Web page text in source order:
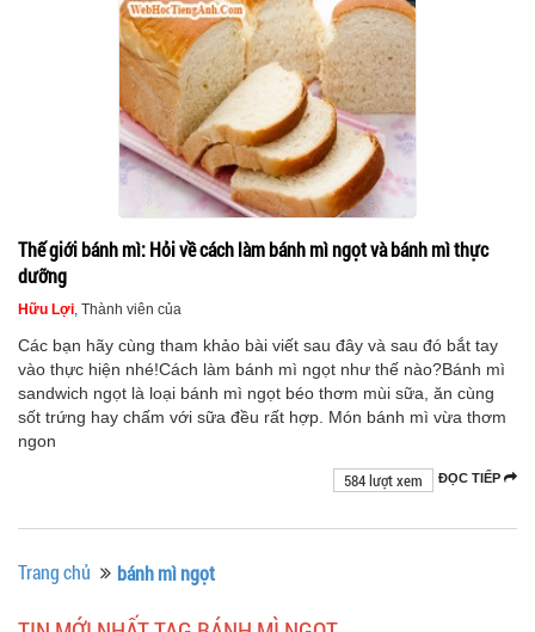
Thế giới bánh mì: Hỏi về cách làm bánh mì ngọt và bánh mì thực
dưỡng
Hữu Lợi , Thành viên của
Các bạn hãy cùng tham khảo bài viết sau đây và sau đó bắt tay
vào thực hiện nhé!Cách làm bánh mì ngọt như thế nào?Bánh mì
sandwich ngọt là loại bánh mì ngọt béo thơm mùi sữa, ăn cùng
sốt trứng hay chấm với sữa đều rất hợp. Món bánh mì vừa thơm
ngon
ĐỌC TIẾP
584 lượt xem
Trang chủ bánh mì ngọt